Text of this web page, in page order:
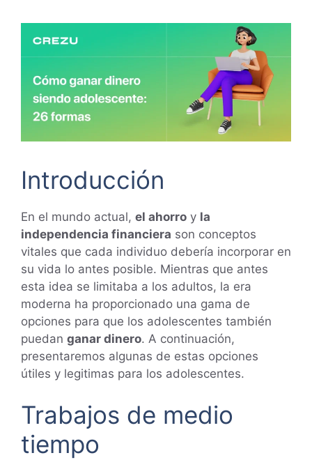
Introducción
En el mundo actual, el ahorro y la
independencia financiera son conceptos
vitales que cada individuo debería incorporar en
su vida lo antes posible. Mientras que antes
esta idea se limitaba a los adultos, la era
moderna ha proporcionado una gama de
opciones para que los adolescentes también
puedan ganar dinero. A continuación,
presentaremos algunas de estas opciones
útiles y legitimas para los adolescentes.
Trabajos de medio
tiempo